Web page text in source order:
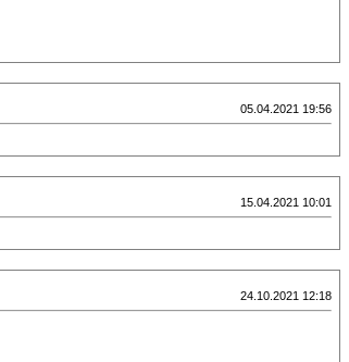
05.04.2021 19:56
15.04.2021 10:01
24.10.2021 12:18